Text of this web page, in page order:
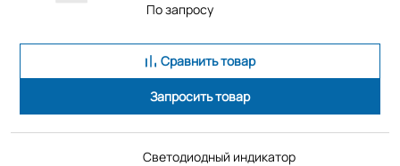
По запросу
Сравнить товар
Запросить товар
Светодиодный индикатор